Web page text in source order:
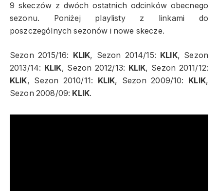
9 skeczów z dwóch ostatnich odcinków obecnego
sezonu. Poniżej playlisty z linkami do
poszczególnych sezonów i nowe skecze.
Sezon 2015/16: KLIK, Sezon 2014/15: KLIK, Sezon
2013/14: KLIK, Sezon 2012/13: KLIK, Sezon 2011/12:
KLIK, Sezon 2010/11: KLIK, Sezon 2009/10: KLIK,
Sezon 2008/09: KLIK.